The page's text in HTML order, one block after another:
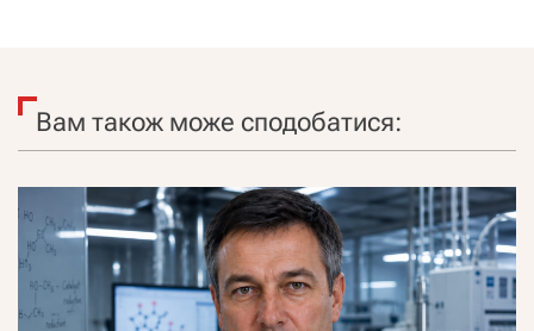
Вам також може сподобатися: